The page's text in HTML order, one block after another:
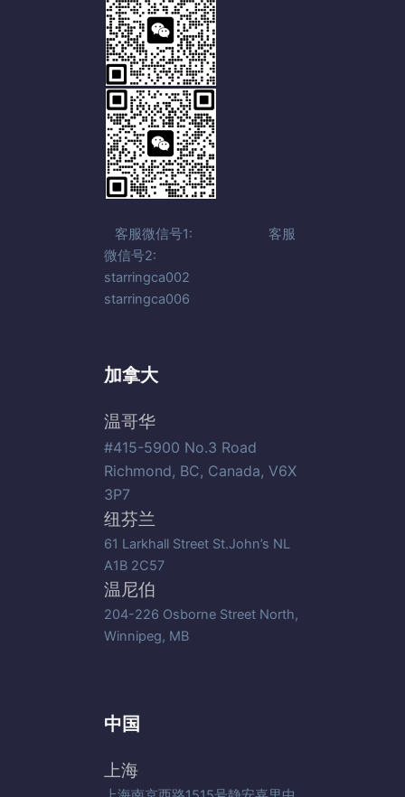
客服微信号1: 客服
微信号2:
starringca002
starringca006
加拿大
温哥华
#415-5900 No.3 Road
Richmond, BC, Canada, V6X
3P7
纽芬兰
61 Larkhall Street St.John’s NL
A1B 2C57
温尼伯
204-226 Osborne Street North,
Winnipeg, MB
中国
上海